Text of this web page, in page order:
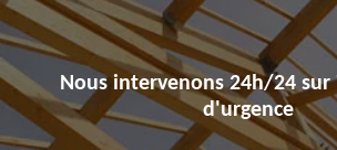
Nous intervenons 24h/24 sur
d'urgence